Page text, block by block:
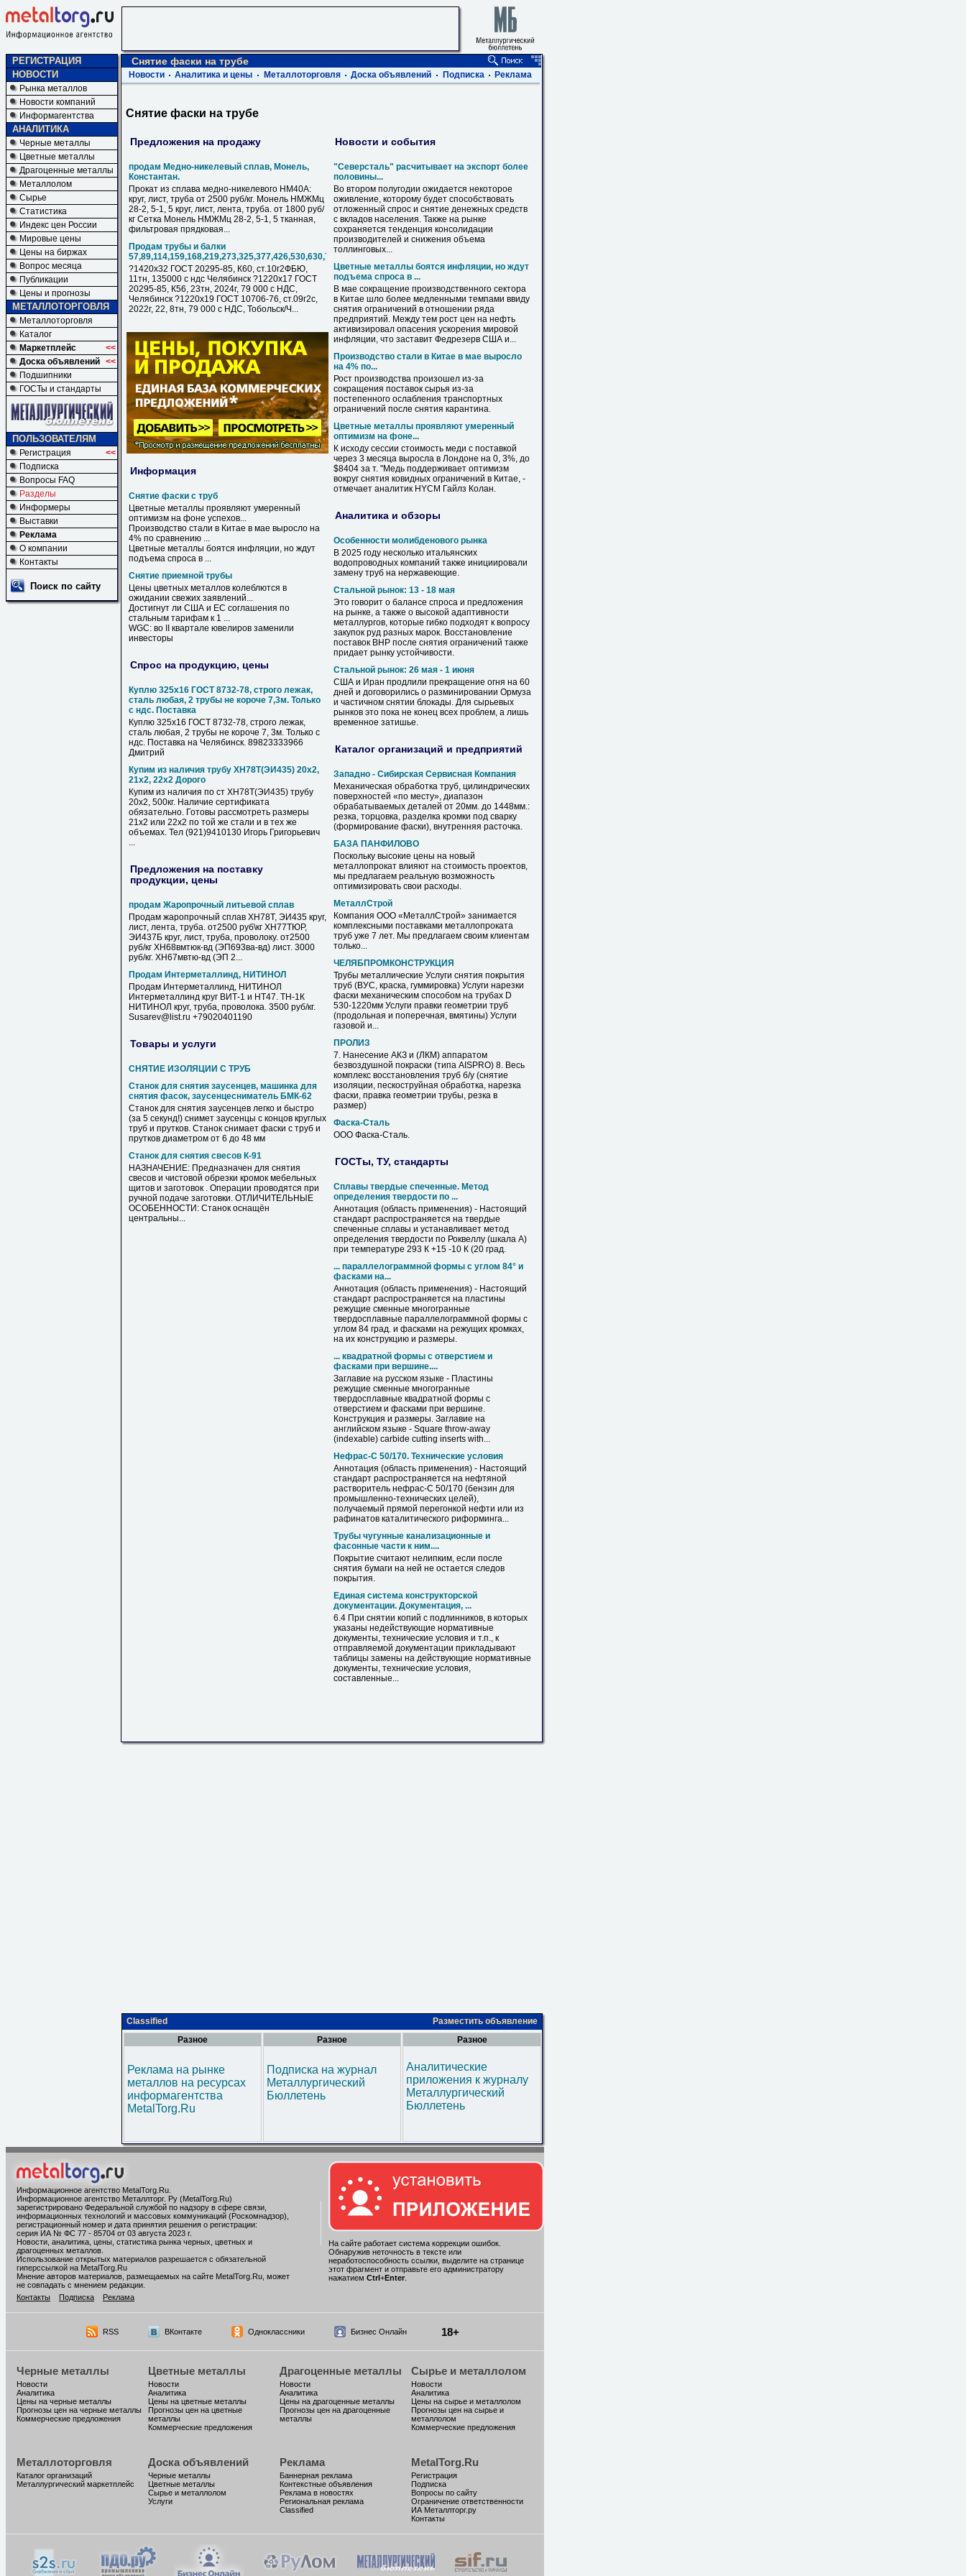
РЕГИСТРАЦИЯ
НОВОСТИ
Рынка металлов
Новости компаний
Информагентства
АНАЛИТИКА
Черные металлы
Цветные металлы
Драгоценные металлы
Металлолом
Сырье
Статистика
Индекс цен России
Мировые цены
Цены на биржах
Вопрос месяца
Публикации
Цены и прогнозы
МЕТАЛЛОТОРГОВЛЯ
Металлоторговля
Каталог
Маркетплейс
<<
Доска объявлений <<
Подшипники
ГОСТы и стандарты
ПОЛЬЗОВАТЕЛЯМ
Регистрация
<<
Подписка
Вопросы FAQ
Разделы
Информеры
Выставки
Реклама
О компании
Контакты
Поиск по сайту
Снятие фаски на трубе
Новости Аналитика и цены Металлоторговля Доска объявлений Подписка Реклама
Снятие фаски на трубе
Предложения на продажу
продам Медно-никелевый сплав, Монель,
Константан.
Прокат из сплава медно-никелевого НМ40А:
круг, лист, труба от 2500 руб/кг. Монель НМЖМц
28-2, 5-1, 5 круг, лист, лента, труба. от 1800 руб/
кг Сетка Монель НМЖМц 28-2, 5-1, 5 тканная,
фильтровая прядковая...
Продам трубы и балки
57,89,114,159,168,219,273,325,377,426,530,630,720,820,1020,1220,1420
?1420х32 ГОСТ 20295-85, К60, ст.10г2ФБЮ,
11тн, 135000 с ндс Челябинск ?1220х17 ГОСТ
20295-85, К56, 23тн, 2024г, 79 000 с НДC,
Челябинск ?1220х19 ГОСТ 10706-76, ст.09г2с,
2022г, 22, 8тн, 79 000 с НДC, Тобольск/Ч...
Информация
Снятие фаски с труб
Цветные металлы проявляют умеренный
оптимизм на фоне успехов...
Производство стали в Китае в мае выросло на
4% по сравнению ...
Цветные металлы боятся инфляции, но ждут
подъема спроса в ...
Снятие приемной трубы
Цены цветных металлов колеблются в
ожидании свежих заявлений...
Достигнут ли США и ЕС соглашения по
стальным тарифам к 1 ...
WGC: во II квартале ювелиров заменили
инвесторы
Спрос на продукцию, цены
Куплю 325х16 ГОСТ 8732-78, строго лежак,
сталь любая, 2 трубы не короче 7,3м. Только
с ндс. Поставка
Куплю 325х16 ГОСТ 8732-78, строго лежак,
сталь любая, 2 трубы не короче 7, 3м. Только с
ндс. Поставка на Челябинск. 89823333966
Дмитрий
Купим из наличия трубу ХН78Т(ЭИ435) 20х2,
21х2, 22х2 Дорого
Купим из наличия по ст ХН78Т(ЭИ435) трубу
20х2, 500кг. Наличие сертификата
обязательно. Готовы рассмотреть размеры
21х2 или 22х2 по той же стали и в тех же
объемах. Тел (921)9410130 Игорь Григорьевич
...
Предложения на поставку
продукции, цены
продам Жаропрочный литьевой сплав
Продам жаропрочный сплав ХН78Т, ЭИ435 круг,
лист, лента, труба. от2500 руб\кг ХН77ТЮР,
ЭИ437Б круг, лист, труба, проволоку. от2500
руб/кг ХН68вмтюк-вд (ЭП693ва-вд) лист. 3000
руб/кг. ХН67мвтю-вд (ЭП 2...
Продам Интерметаллинд, НИТИНОЛ
Продам Интерметаллинд, НИТИНОЛ
Интерметаллинд круг ВИТ-1 и НТ47. ТН-1К
НИТИНОЛ круг, труба, проволока. 3500 руб/кг.
Susarev@list.ru +79020401190
Товары и услуги
СНЯТИЕ ИЗОЛЯЦИИ С ТРУБ
Станок для снятия заусенцев, машинка для
снятия фасок, заусенцесниматель БМК-62
Станок для снятия заусенцев легко и быстро
(за 5 секунд!) снимет заусенцы с концов круглых
труб и прутков. Станок снимает фаски с труб и
прутков диаметром от 6 до 48 мм
Станок для снятия свесов К-91
НАЗНАЧЕНИЕ: Предназначен для снятия
свесов и чистовой обрезки кромок мебельных
щитов и заготовок . Операции проводятся при
ручной подаче заготовки. ОТЛИЧИТЕЛЬНЫЕ
ОСОБЕННОСТИ: Станок оснащён
центральны...
Новости и события
"Северсталь" расчитывает на экспорт более
половины...
Во втором полугодии ожидается некоторое
оживление, которому будет способствовать
отложенный спрос и снятие денежных средств
с вкладов населения. Также на рынке
сохраняется тенденция консолидации
производителей и снижения объема
толлинговых...
Цветные металлы боятся инфляции, но ждут
подъема спроса в ...
В мае сокращение производственного сектора
в Китае шло более медленными темпами ввиду
снятия ограничений в отношении ряда
предприятий. Между тем рост цен на нефть
активизировал опасения ускорения мировой
инфляции, что заставит Федрезерв США и...
Производство стали в Китае в мае выросло
на 4% по...
Рост производства произошел из-за
сокращения поставок сырья из-за
постепенного ослабления транспортных
ограничений после снятия карантина.
Цветные металлы проявляют умеренный
оптимизм на фоне...
К исходу сессии стоимость меди с поставкой
через 3 месяца выросла в Лондоне на 0, 3%, до
$8404 за т. "Медь поддерживает оптимизм
вокруг снятия ковидных ограничений в Китае, -
отмечает аналитик HYCM Гайлз Колан.
Аналитика и обзоры
Особенности молибденового рынка
В 2025 году несколько итальянских
водопроводных компаний также инициировали
замену труб на нержавеющие.
Стальной рынок: 13 - 18 мая
Это говорит о балансе спроса и предложения
на рынке, а также о высокой адаптивности
металлургов, которые гибко подходят к вопросу
закупок руд разных марок. Восстановление
поставок BHP после снятия ограничений также
придает рынку устойчивости.
Стальной рынок: 26 мая - 1 июня
США и Иран продлили прекращение огня на 60
дней и договорились о разминировании Ормуза
и частичном снятии блокады. Для сырьевых
рынков это пока не конец всех проблем, а лишь
временное затишье.
Каталог организаций и предприятий
Западно - Сибирская Сервисная Компания
Механическая обработка труб, цилиндрических
поверхностей «по месту», диапазон
обрабатываемых деталей от 20мм. до 1448мм.:
резка, торцовка, разделка кромки под сварку
(формирование фаски), внутренняя расточка.
БАЗА ПАНФИЛОВО
Поскольку высокие цены на новый
металлопрокат влияют на стоимость проектов,
мы предлагаем реальную возможность
оптимизировать свои расходы.
МеталлСтрой
Компания ООО «МеталлСтрой» занимается
комплексными поставками металлопроката
труб уже 7 лет. Мы предлагаем своим клиентам
только...
ЧЕЛЯБПРОМКОНСТРУКЦИЯ
Трубы металлические Услуги снятия покрытия
труб (ВУС, краска, гуммировка) Услуги нарезки
фаски механическим способом на трубах D
530-1220мм Услуги правки геометрии труб
(продольная и поперечная, вмятины) Услуги
газовой и...
ПРОЛИЗ
7. Нанесение АКЗ и (ЛКМ) аппаратом
безвоздушной покраски (типа AISPRO) 8. Весь
комплекс восстановления труб б/у (снятие
изоляции, пескоструйная обработка, нарезка
фаски, правка геометрии трубы, резка в
размер)
Фаска-Сталь
ООО Фаска-Сталь.
ГОСТы, ТУ, стандарты
Сплавы твердые спеченные. Метод
определения твердости по ...
Аннотация (область применения) - Настоящий
стандарт распространяется на твердые
спеченные сплавы и устанавливает метод
определения твердости по Роквеллу (шкала А)
при температуре 293 К +15 -10 К (20 град.
... параллелограммной формы с углом 84° и
фасками на...
Аннотация (область применения) - Настоящий
стандарт распространяется на пластины
режущие сменные многогранные
твердосплавные параллелограммной формы с
углом 84 град. и фасками на режущих кромках,
на их конструкцию и размеры.
... квадратной формы с отверстием и
фасками при вершине....
Заглавие на русском языке - Пластины
режущие сменные многогранные
твердосплавные квадратной формы с
отверстием и фасками при вершине.
Конструкция и размеры. Заглавие на
английском языке - Square throw-away
(indexable) carbide cutting inserts with...
Нефрас-С 50/170. Технические условия
Аннотация (область применения) - Настоящий
стандарт распространяется на нефтяной
растворитель нефрас-С 50/170 (бензин для
промышленно-технических целей),
получаемый прямой перегонкой нефти или из
рафинатов каталитического риформинга...
Трубы чугунные канализационные и
фасонные части к ним....
Покрытие считают нелипким, если после
снятия бумаги на ней не остается следов
покрытия.
Единая система конструкторской
документации. Документация, ...
6.4 При снятии копий с подлинников, в которых
указаны недействующие нормативные
документы, технические условия и т.п., к
отправляемой документации прикладывают
таблицы замены на действующие нормативные
документы, технические условия,
составленные...
Classified
Разместить объявление
Разное
Реклама на рынке
металлов на ресурсах
информагентства
MetalTorg.Ru
Разное
Подписка на журнал
Металлургический
Бюллетень
Разное
Аналитические
приложения к журналу
Металлургический
Бюллетень
Информационное агентство MetalTorg.Ru
Информационное агентство Металлторг. Ру (MetalTorg.Ru)
зарегистрировано Федеральной службой по надзору в сфере связи,
информационных технологий и массовых коммуникаций (Роскомнадзор),
регистрационный номер и дата принятия решения о регистрации:
серия ИА № ФС 77 - 85704 от 03 августа 2023 г.
Новости, аналитика, цены, статистика рынка черных, цветных и
драгоценных металлов.
Использование открытых материалов разрешается с обязательной
гиперссылкой на MetalTorg.Ru
Мнение авторов материалов, размещаемых на сайте MetalTorg.Ru, может
не совпадать с мнением редакции.
Контакты
Подписка Реклама
На сайте работает система коррекции ошибок.
Обнаружив неточность в тексте или
неработоспособность ссылки, выделите на странице
этот фрагмент и отправьте его администратору
нажатием Ctrl +Enter.
RSS ВКонтакте Одноклассники Бизнес Онлайн 18+
Черные металлы
Новости
Аналитика
Цены на черные металлы
Прогнозы цен на черные металлы
Коммерческие предложения
Цветные металлы
Новости
Аналитика
Цены на цветные металлы
Прогнозы цен на цветные
металлы
Коммерческие предложения
Драгоценные металлы
Новости
Аналитика
Цены на драгоценные металлы
Прогнозы цен на драгоценные
металлы
Сырье и металлолом
Новости
Аналитика
Цены на сырье и металлолом
Прогнозы цен на сырье и
металлолом
Коммерческие предложения
Металлоторговля
Каталог организаций
Металлургический маркетплейс
Доска объявлений
Черные металлы
Цветные металлы
Сырье и металлолом
Услуги
Реклама
Баннерная реклама
Контекстные объявления
Реклама в новостях
Региональная реклама
Classified
MetalTorg.Ru
Регистрация
Подписка
Вопросы по сайту
Ограничение ответственности
ИА Металлторг.ру
Контакты